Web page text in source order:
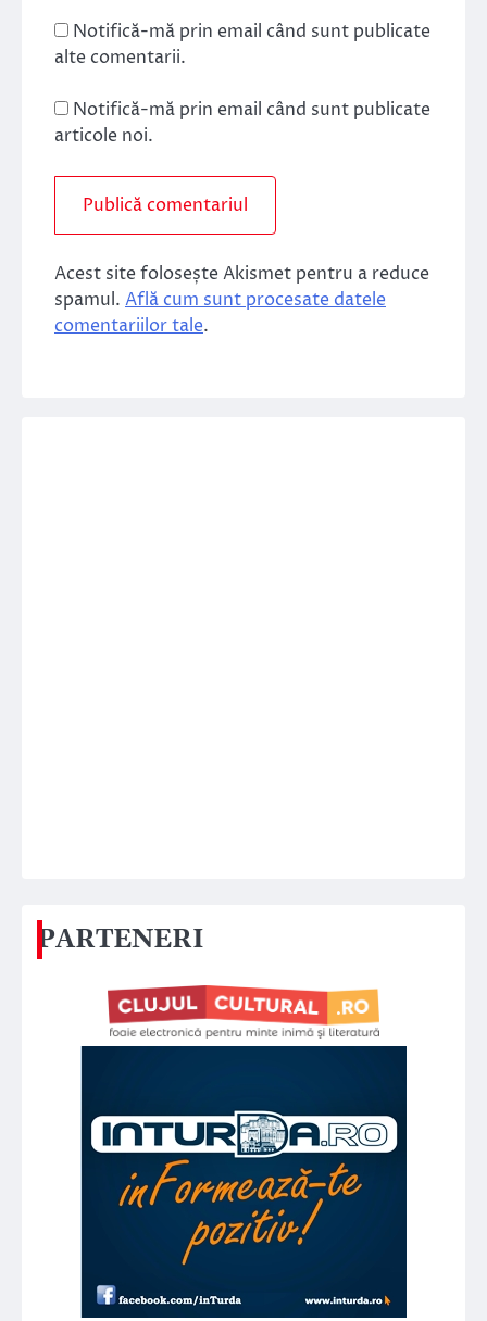
Notifică-mă prin email când sunt publicate
alte comentarii.
Notifică-mă prin email când sunt publicate
articole noi.
Acest site folosește Akismet pentru a reduce
spamul. Află cum sunt procesate datele
comentariilor tale.
PARTENERI